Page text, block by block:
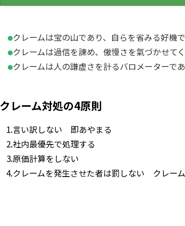
クレームは宝の山であり、自らを省みる好機
クレームは過信を諌め、傲慢さを氣づかせて
クレームは人の謙虚さを計るバロメーターで
クレーム対処の4原則
1.言い訳しない 即あやまる
2.社内最優先で処理する
3.原価計算をしない
4.クレームを発生させた者は罰しない クレー